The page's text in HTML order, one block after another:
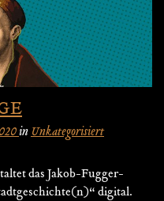
inUnkategorisiert
das Jakob-Fugger-
digital.